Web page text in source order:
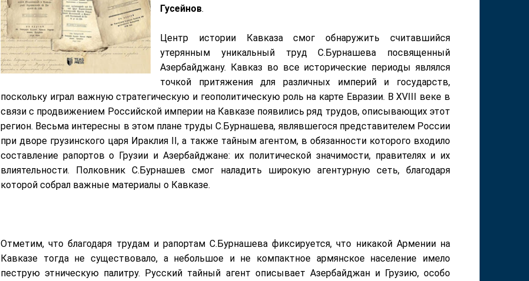
Гусейнов.
Центр истории Кавказа смог обнаружить считавшийся
утерянным уникальный труд С.Бурнашева посвященный
Азербайджану. Кавказ во все исторические периоды являлся
точкой притяжения для различных империй и государств,
поскольку играл важную стратегическую и геополитическую роль на карте Евразии. В XVIII веке в
связи с продвижением Российской империи на Кавказе появились ряд трудов, описывающих этот
регион. Весьма интересны в этом плане труды С.Бурнашева, являвшегося представителем России
при дворе грузинского царя Ираклия II, а также тайным агентом, в обязанности которого входило
составление рапортов о Грузии и Азербайджане: их политической значимости, правителях и их
влиятельности. Полковник С.Бурнашев смог наладить широкую агентурную сеть, благодаря
которой собрал важные материалы о Кавказе.
Отметим, что благодаря трудам и рапортам С.Бурнашева фиксируется, что никакой Армении на
Кавказе тогда не существовало, а небольшое и не компактное армянское население имело
пеструю этническую палитру. Русский тайный агент описывает Азербайджан и Грузию, особо